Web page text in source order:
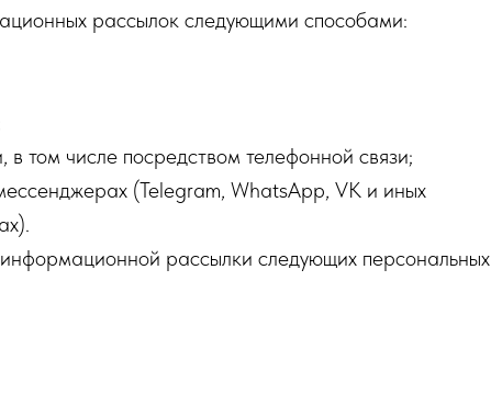
рассылок следующими способами:
в том числе посредством телефонной связи;
(Telegram, WhatsApp, VK и иных
рассылки следующих персональных